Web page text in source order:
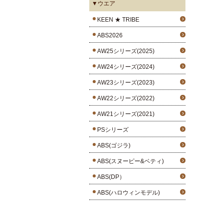
▼ウエア
KEEN ★ TRIBE
ABS2026
AW25シリーズ(2025)
AW24シリーズ(2024)
AW23シリーズ(2023)
AW22シリーズ(2022)
AW21シリーズ(2021)
PSシリーズ
ABS(ゴジラ)
ABS(スヌーピー&ベティ)
ABS(DP）
ABS(ハロウィンモデル)